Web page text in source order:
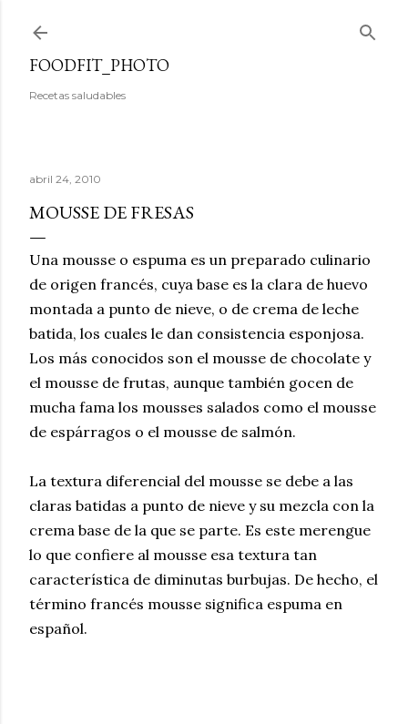
FOODFIT_PHOTO
Recetas saludables
abril 24, 2010
MOUSSE DE FRESAS
Una mousse o espuma es un preparado culinario
de origen francés, cuya base es la clara de huevo
montada a punto de nieve, o de crema de leche
batida, los cuales le dan consistencia esponjosa.
Los más conocidos son el mousse de chocolate y
el mousse de frutas, aunque también gocen de
mucha fama los mousses salados como el mousse
de espárragos o el mousse de salmón.
La textura diferencial del mousse se debe a las
claras batidas a punto de nieve y su mezcla con la
crema base de la que se parte. Es este merengue
lo que confiere al mousse esa textura tan
característica de diminutas burbujas. De hecho, el
término francés mousse significa espuma en
español.